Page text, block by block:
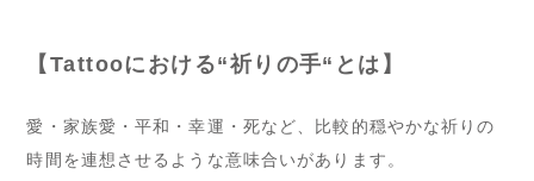
【Tattooにおける“祈りの手“とは】
愛・家族愛・平和・幸運・死など、比較的穏やかな祈りの
時間を連想させるような意味合いがあります。